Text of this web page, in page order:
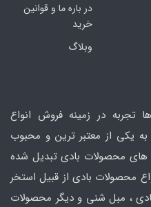
در باره ما و قوانین
خرید
وبلاگ
تجربه در زمینه فروش انواع
محصولات بادی intex , bestway به یکی از معتبر ترین و محبوب
های محصولات بادی تبدیل شده
محصولات بادی از قبیل استخر
، مبل شنی و دیگر محصولات